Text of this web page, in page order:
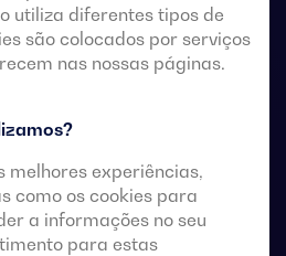
utiliza diferentes tipos de
são colocados por serviços
nas nossas páginas.
melhores experiências,
como os cookies para
a informações no seu
para estas
partir de um controlador
uma lógica de impulsos
utilização em sistemas de